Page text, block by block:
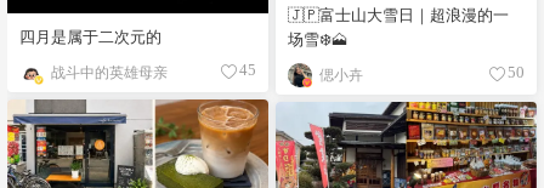
🇯🇵富士山大雪日｜超浪漫的一
场雪❄️🗻
偲小卉 50
四月是属于二次元的
战斗中的英雄母亲 45